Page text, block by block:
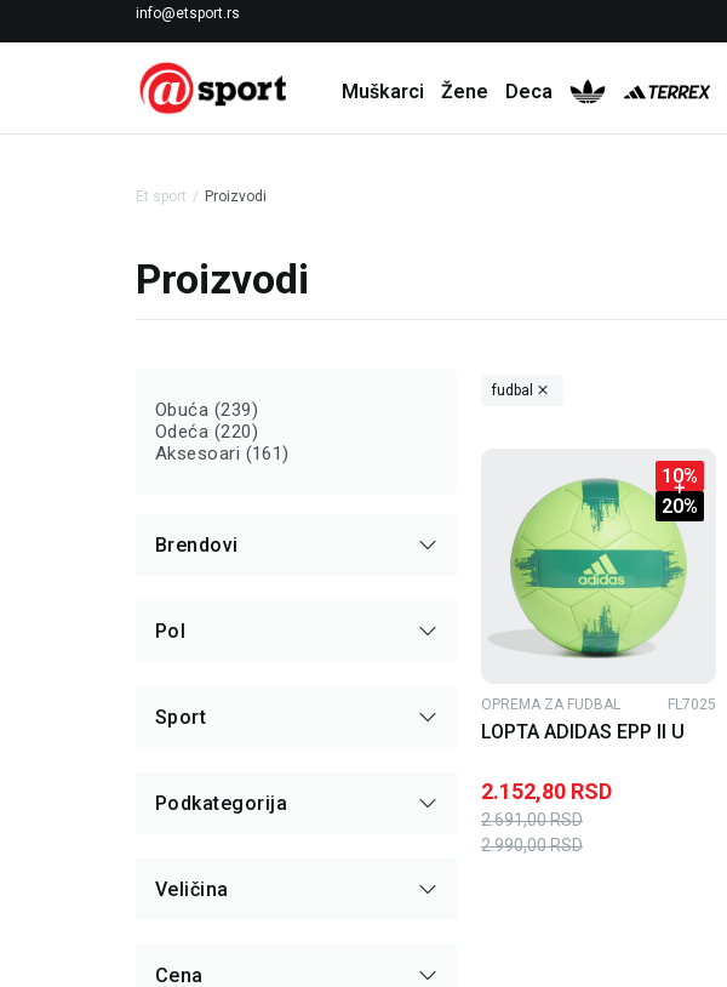
info@etsport.rs
LICENCIRANI CLEARANCE PARTNER ADIDAS
Muškarci Žene Deca
Et sport Proizvodi
Proizvodi
Obuća (239)
Odeća (220)
Aksesoari (161)
Brendovi
Pol
Sport
Podkategorija
Veličina
Cena
fudbal
10%
20%
OPREMA ZA FUDBAL FL7025
LOPTA ADIDAS EPP II U
2.152,80 RSD
2.691,00RSD
2.990,00RSD